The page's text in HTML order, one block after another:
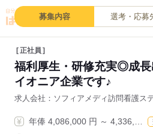
募集内容 選考・応募
正社員
福利厚生・研修充実◎成
イオニア企業です♪
求人会社 ソフィアメディ訪問看護ス
年俸 4,086,000 円 ～ 4,336,…